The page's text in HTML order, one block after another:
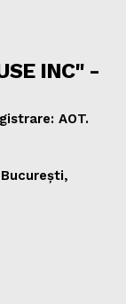
INC" -
AOT.